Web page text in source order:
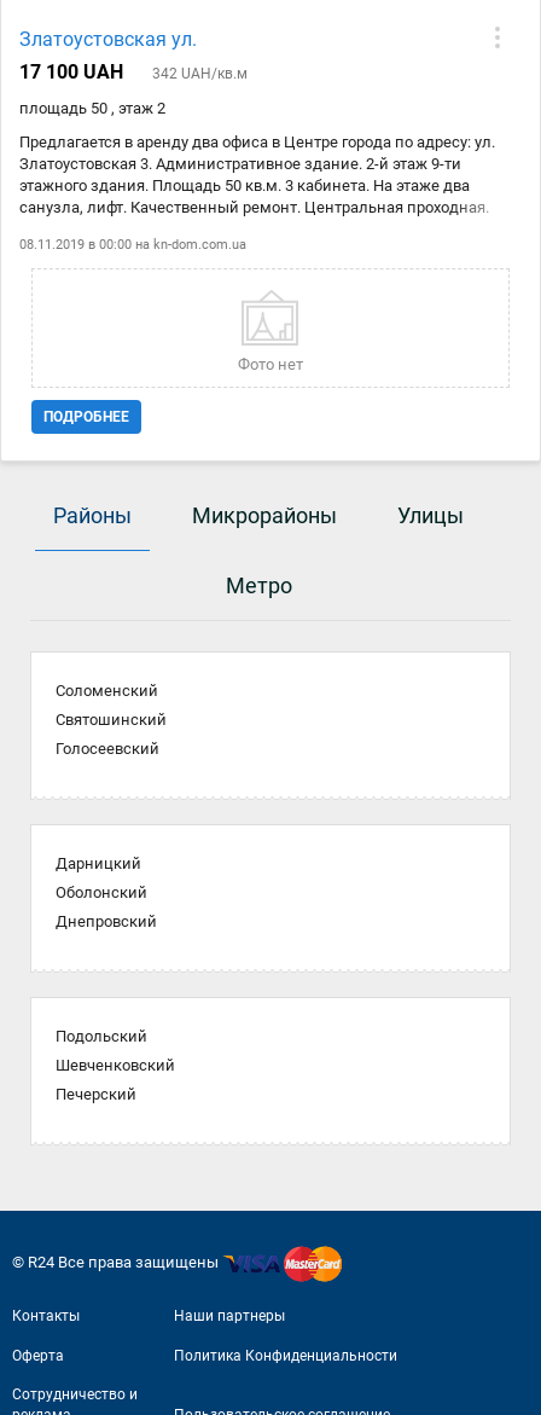
Златоустовская ул.
17 100 UAH
342 UAH/кв.м
площадь 50 , этаж 2
Предлагается в аренду два офиса в Центре города по адресу: ул.
Златоустовская 3. Административное здание. 2-й этаж 9-ти
этажного здания. Площадь 50 кв.м. 3 кабинета. На этаже два
санузла, лифт. Качественный ремонт. Центральная проходная.
корпоративное кафе. Цена аренды обоих помещений 342 грн./м.к.
с НДС + стоимость коммунальных платежей (вода, свет). Отличная
инфраструктура и транспортная развязка. Метро "Университет",
"Вокзальная" в пешей доступности. Цена аренды: 17100 гнр.+ ком.
Код объекта № 1416050.
08.11.2019 в 00:00 на kn-dom.com.ua
Фото нет
ПОДРОБНЕЕ
Районы Микрорайоны Улицы
Метро
Соломенский
Святошинский
Голосеевский
Дарницкий
Оболонский
Днепровский
Подольский
Шевченковский
Печерский
© R24 Все права защищены
Контакты Наши партнеры
Оферта Политика Конфиденциальности
Сотрудничество и